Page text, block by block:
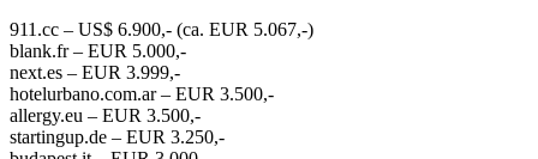
911.cc – US$ 6.900,- (ca. EUR 5.067,-)
blank.fr – EUR 5.000,-
next.es – EUR 3.999,-
hotelurbano.com.ar – EUR 3.500,-
allergy.eu – EUR 3.500,-
startingup.de – EUR 3.250,-